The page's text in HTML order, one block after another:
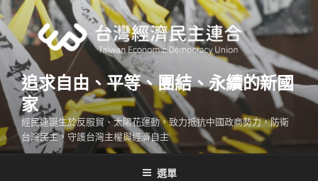
跳
至
主
內
容
追求自由、平等、團結、永續的新國
家
經民連誕生於反服貿、太陽花運動，致力抵抗中國政商勢力，防衛
台灣民主，守護台灣主權與經濟自主
選單